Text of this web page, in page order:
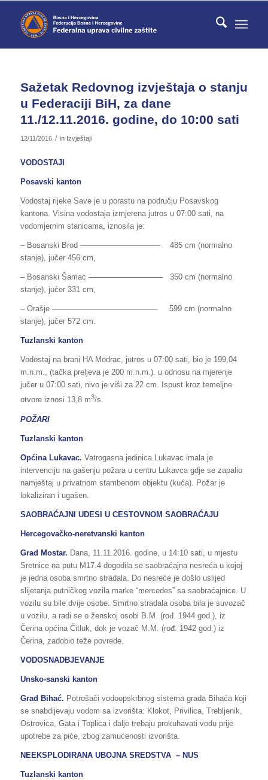
Sažetak Redovnog izvještaja o stanju
u Federaciji BiH, za dane
11./12.11.2016. godine, do 10:00 sati
12/11/2016 / in Izvještaji
VODOSTAJI
Posavski kanton
Vodostaj rijeke Save je u porastu na području Posavskog
kantona. Visina vodostaja izmjerena jutros u 07:00 sati, na
vodomjernim stanicama, iznosila je:
– Bosanski Brod ——————————- 485 cm (normalno
stanje), jučer 456 cm,
– Bosanski Šamac —————————– 350 cm (normalno
stanje), jučer 331 cm,
– Orašje —————————————– 599 cm (normalno
stanje), jučer 572 cm.
Tuzlanski kanton
Vodostaj na brani HA Modrac, jutros u 07:00 sati, bio je 199,04
m.n.m., (tačka preljeva je 200 m.n.m.). u odnosu na mjerenje
jučer u 07:00 sati, nivo je viši za 22 cm. Ispust kroz temeljne
otvore iznosi 13,8 m3/s.
POŽARI
Tuzlanski kanton
Općina Lukavac. Vatrogasna jedinica Lukavac imala je
intervenciju na gašenju požara u centru Lukavca gdje se zapalio
namještaj u privatnom stambenom objektu (kuća). Požar je
lokaliziran i ugašen.
SAOBRAĆAJNI UDESI U CESTOVNOM SAOBRAĆAJU
Hercegovačko-neretvanski kanton
Grad Mostar. Dana, 11.11.2016. godine, u 14:10 sati, u mjestu
Sretnice na putu M17.4 dogodila se saobraćajna nesreća u kojoj
je jedna osoba smrtno stradala. Do nesreće je došlo uslijed
slijetanja putničkog vozila marke “mercedes” sa saobraćajnice. U
vozilu su bile dvije osobe. Smrtno stradala osoba bila je suvozač
u vozilu, a radi se o ženskoj osobi B.M. (rođ. 1944 god.), iz
Čerina općina Čitluk, dok je vozač M.M. (rođ. 1942 god.) iz
Čerina, zadobio teže povrede.
VODOSNADBJEVANJE
Unsko-sanski kanton
Grad Bihać. Potrošači vodoopskrbnog sistema grada Bihaća koji
se snabdijevaju vodom sa izvorišta: Klokot, Privilica, Trebljenik,
Ostrovica, Gata i Toplica i dalje trebaju prokuhavati vodu prije
upotrebe za piće, zbog zamućenosti izvorišta.
NEEKSPLODIRANA UBOJNA SREDSTVA – NUS
Tuzlanski kanton